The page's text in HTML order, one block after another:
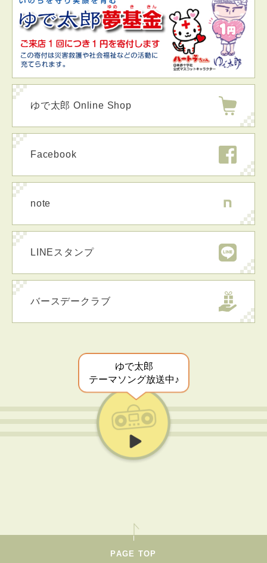
ゆで太郎 Online Shop
Facebook
note
LINEスタンプ
バースデークラブ
ゆで太郎
テーマソング放送中♪
PAGE TOP